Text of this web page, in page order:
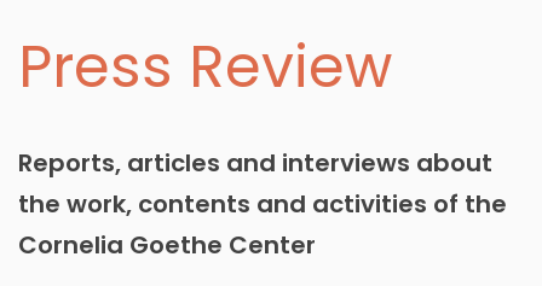
Press Review
Reports, articles and interviews about
the work, contents and activities of the
Cornelia Goethe Center